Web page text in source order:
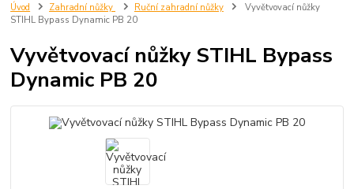
Úvod Zahradní nůžky Ruční zahradní nůžky
Vyvětvovací nůžky
STIHL Bypass Dynamic PB 20
Vyvětvovací nůžky STIHL Bypass
Dynamic PB 20